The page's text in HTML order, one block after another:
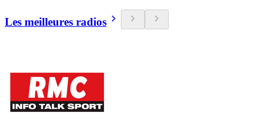
Les meilleures radios